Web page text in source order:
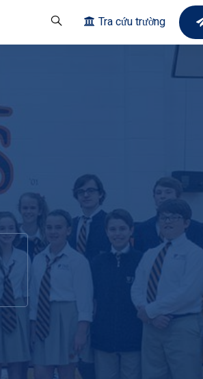
Tra cứu trường